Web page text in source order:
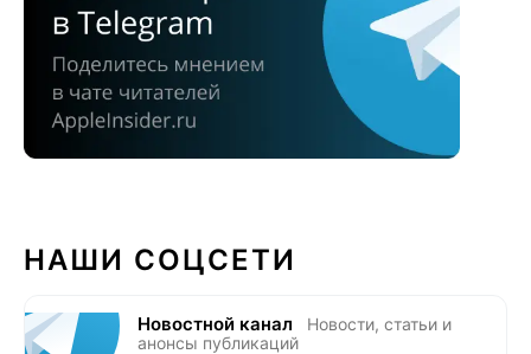
НАШИ СОЦСЕТИ
Новостной канал
Новости, статьи и
анонсы публикаций